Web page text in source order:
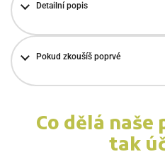
Detailní popis
Pokud zkoušíš poprvé
Co dělá
tak